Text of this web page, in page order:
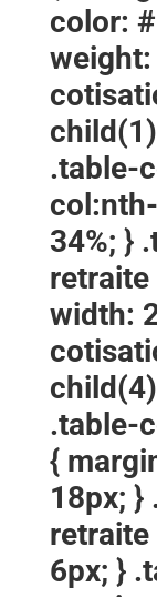
color:
.table-
34%; }
width:
.table-
{
18px;
6px; }